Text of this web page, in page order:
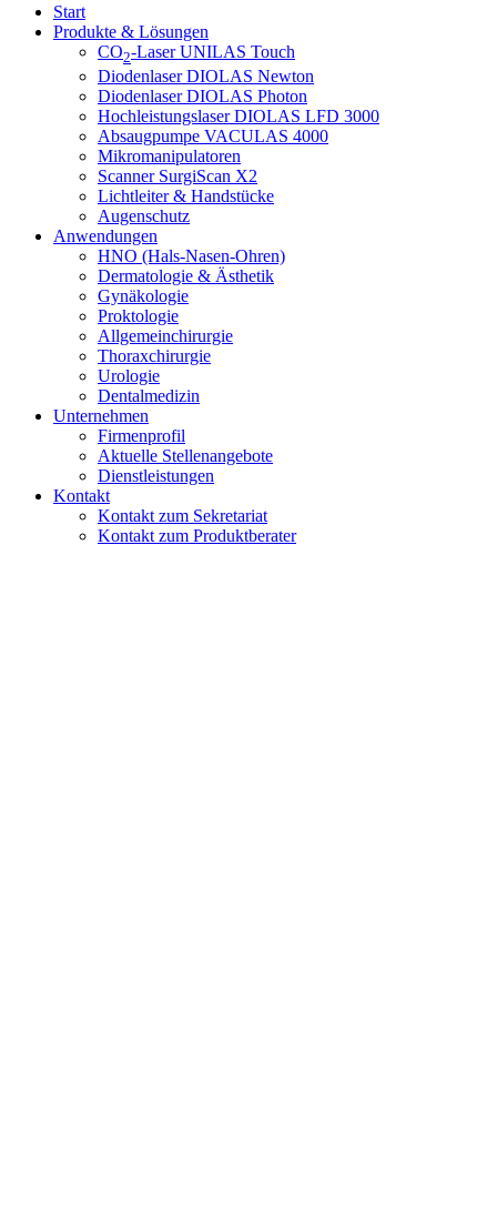
Start
Produkte & Lösungen
CO2-Laser UNILAS Touch
Diodenlaser DIOLAS Newton
Diodenlaser DIOLAS Photon
Hochleistungslaser DIOLAS LFD 3000
Absaugpumpe VACULAS 4000
Mikromanipulatoren
Scanner SurgiScan X2
Lichtleiter & Handstücke
Augenschutz
Anwendungen
HNO (Hals-Nasen-Ohren)
Dermatologie & Ästhetik
Gynäkologie
Proktologie
Allgemeinchirurgie
Thoraxchirurgie
Urologie
Dentalmedizin
Unternehmen
Firmenprofil
Aktuelle Stellenangebote
Dienstleistungen
Kontakt
Kontakt zum Sekretariat
Kontakt zum Produktberater